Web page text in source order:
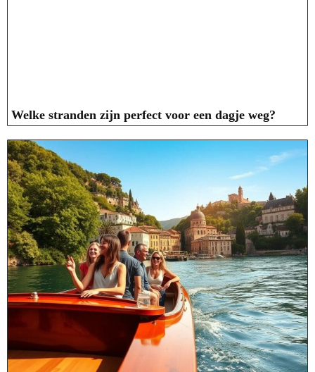
Welke stranden zijn perfect voor een dagje weg?